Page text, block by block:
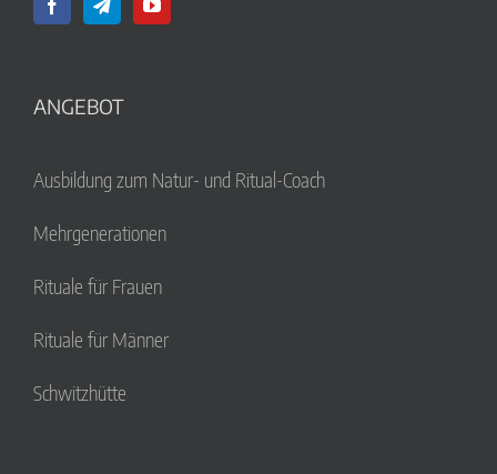
ANGEBOT
Ausbildung zum Natur- und Ritual-Coach
Mehrgenerationen
Rituale für Frauen
Rituale für Männer
Schwitzhütte